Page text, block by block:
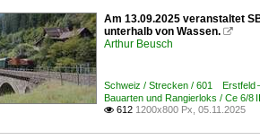
Am 13.09.2025 veranstaltet
unterhalb von Wassen. 
Arthur Beusch
Schweiz / Strecken / 601 Erstfeld
Bauarten und Rangierloks / Ce
 612 1200x800 Px, 05.11.2025